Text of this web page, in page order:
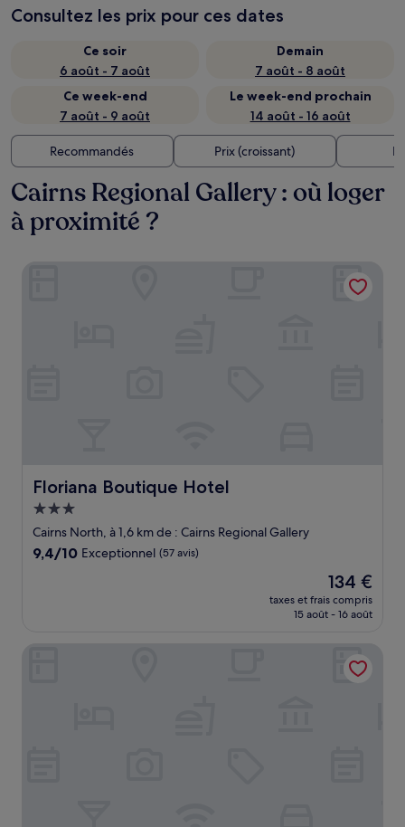
Consultez les prix pour ces dates
Ce soir
6 août - 7 août
Demain
7 août - 8 août
Ce week-end
7 août - 9 août
Le week-end prochain
14 août - 16 août
Recommandés Prix (croissant)
Cairns Regional Gallery : où loger
à proximité ?
Floriana Boutique Hotel
Floriana Boutique Hotel
Hébergement
3.0 étoiles
Cairns North, à 1,6 km de : Cairns Regional Gallery
9.4
9,4/10 Exceptionnel (57 avis)
Le
nouveau
prix
de
134 €
134 €
taxes et frais compris
15 août - 16 août